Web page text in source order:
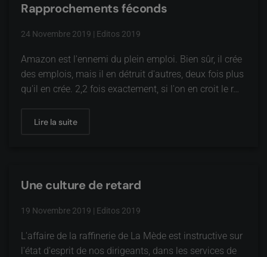
Rapprochements féconds
24 Novembre 2019 | Editos 2019
Amazon est l'ennemi du plein emploi. Bien sûr, il crée
des emplois, mais il en détruit d'autres, deux fois plus
qu'il en crée. 2,2 fois exactement, si l'on en croit le r…
Lire la suite
Une culture de retard
19 Novembre 2019 | Editos 2019
L'affaire de la raffinerie de La Mède est instructive sur
l'état d'esprit de nos dirigeants, dans les services de